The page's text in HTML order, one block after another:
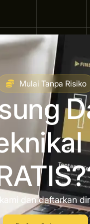
Mulai Tanpa Risiko
dan daftarkan